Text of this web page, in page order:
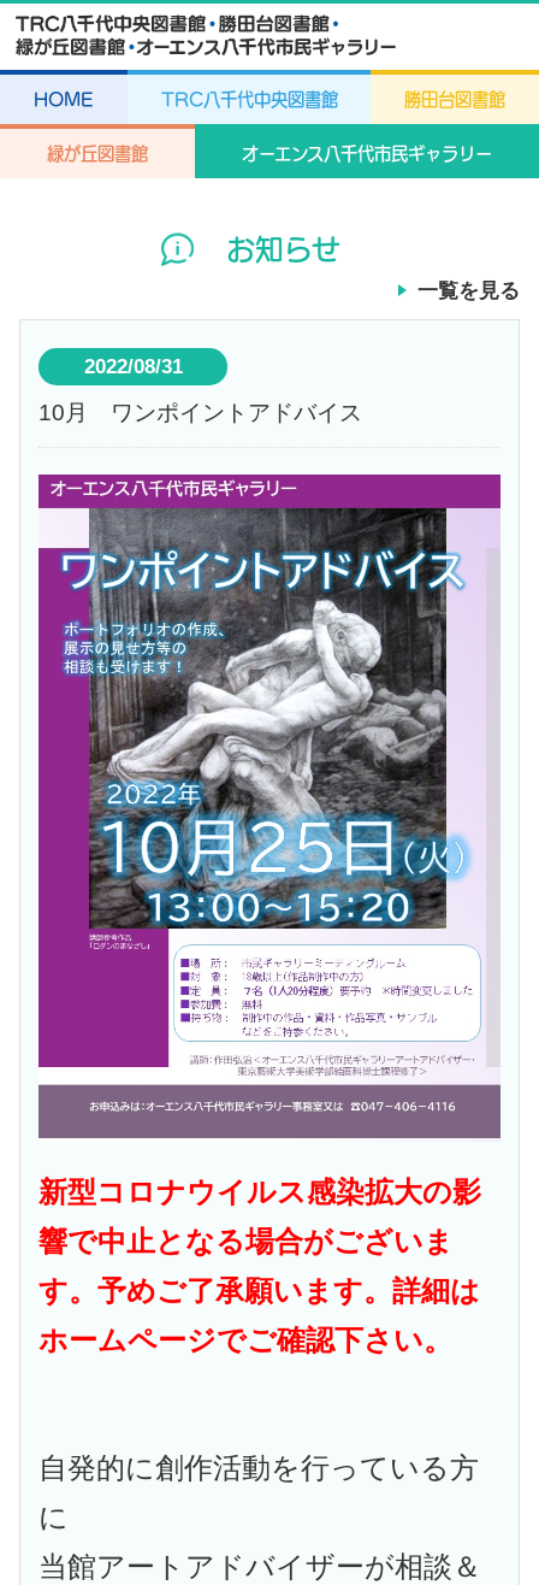
HOME TRC八千代中央図書館 勝田台図書館
緑が丘図書館 オーエンス八千代市民ギャラリー
お知らせ
一覧を見る
2022/08/31
10月 ワンポイントアドバイス
新型コロナウイルス感染拡大の影
響で中止となる場合がございま
す。予めご了承願います。詳細は
ホームページでご確認下さい。
自発的に創作活動を行っている方
に
当館アートアドバイザーが相談＆